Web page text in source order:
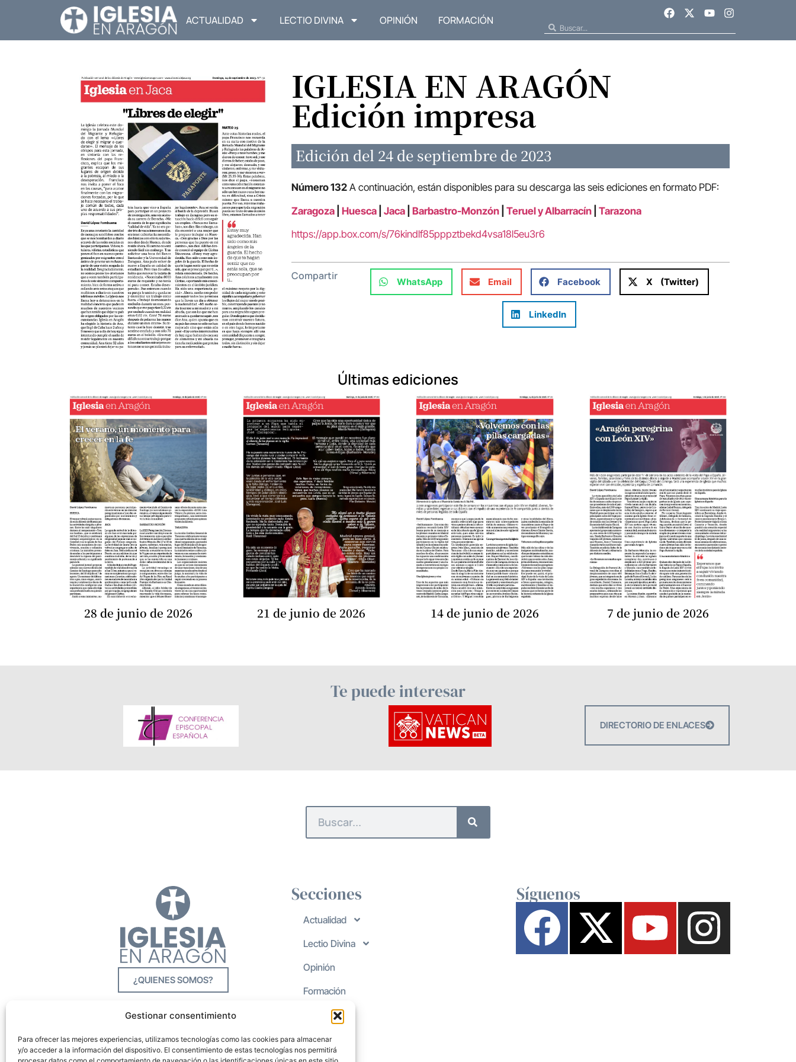
Gestionar consentimiento
Para ofrecer las mejores experiencias, utilizamos tecnologías como las cookies para almacenar
y/o acceder a la información del dispositivo. El consentimiento de estas tecnologías nos permitirá
ACTUALIDAD LECTIO DIVINA OPINIÓN FORMACIÓN
IGLESIA EN ARAGÓN
Edición impresa
Edición del 24 de septiembre de 2023
Número 132A continuación, están disponibles para su descarga las seis ediciones en formato PDF:
Zaragoza| Huesca| Jaca| Barbastro-Monzón| Teruel y Albarracín| Tarazona
https://app.box.com/s/76kindlf85pppztbekd4vsa18l5eu3r6
Compartir WhatsApp Email Facebook X (Twitter)
LinkedIn
Últimas ediciones
28 de junio de 2026 21 de junio de 2026 14 de junio de 2026 7 de junio de 2026
Te puede interesar
DIRECTORIO DE ENLACES
¿QUIENES SOMOS?
Secciones
Actualidad
Lectio Divina
Opinión
Formación
Síguenos